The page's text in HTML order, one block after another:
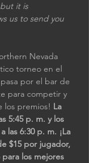
it is
us to send you
Nevada
torneo en el
por el bar de
para competir y
los premios! La
5:45 p. m. y los
las 6:30 p. m. ¡La
$15 por jugador,
los mejores